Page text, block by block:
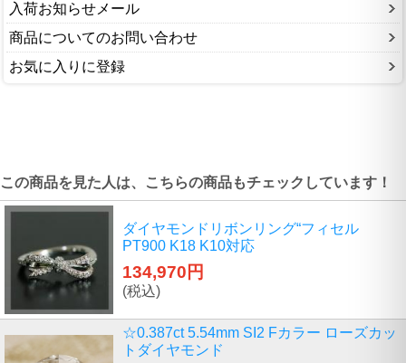
入荷お知らせメール
商品についてのお問い合わせ
お気に入りに登録
この商品を見た人は、こちらの商品もチェックしています！
ダイヤモンドリボンリング“フィセル
PT900 K18 K10対応
134,970円
(税込)
☆0.387ct 5.54mm SI2 Fカラー ローズカッ
トダイヤモンド